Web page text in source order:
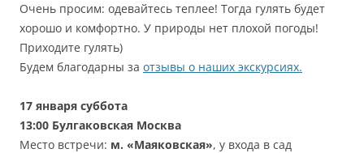
Очень просим: одевайтесь теплее! Тогда гулять будет
хорошо и комфортно. У природы нет плохой погоды!
Приходите гулять)
Будем благодарны за отзывы о наших экскурсиях.
17 января суббота
13:00 Булгаковская Москва
Место встречи: м. «Маяковская», у входа в сад